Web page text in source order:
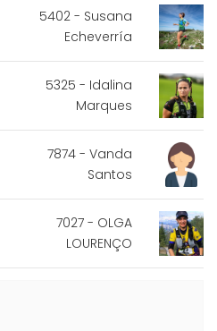
5402 - Susana
Echeverría
5325 - Idalina
Marques
7874 - Vanda
Santos
7027 - OLGA
LOURENÇO